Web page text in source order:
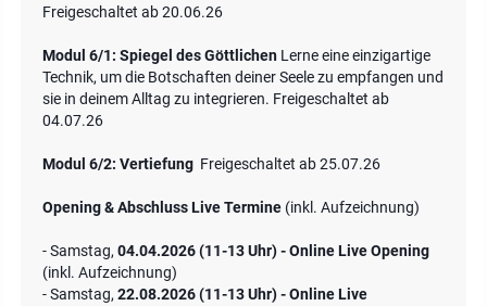
Freigeschaltet ab 20.06.26
Modul 6/1: Spiegel des Göttlichen Lerne eine einzigartige
Technik, um die Botschaften deiner Seele zu empfangen und
sie in deinem Alltag zu integrieren. Freigeschaltet ab
04.07.26
Modul 6/2: Vertiefung Freigeschaltet ab 25.07.26
Opening & Abschluss Live Termine (inkl. Aufzeichnung)
- Samstag, 04.04.2026 (11-13 Uhr) - Online Live Opening
(inkl. Aufzeichnung)
- Samstag, 22.08.2026 (11-13 Uhr) - Online Live